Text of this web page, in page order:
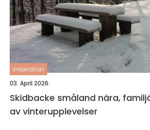
inspiration
03. April 2026
Skidbacke småland nära, familjärt och fullt
av vinterupplevelser